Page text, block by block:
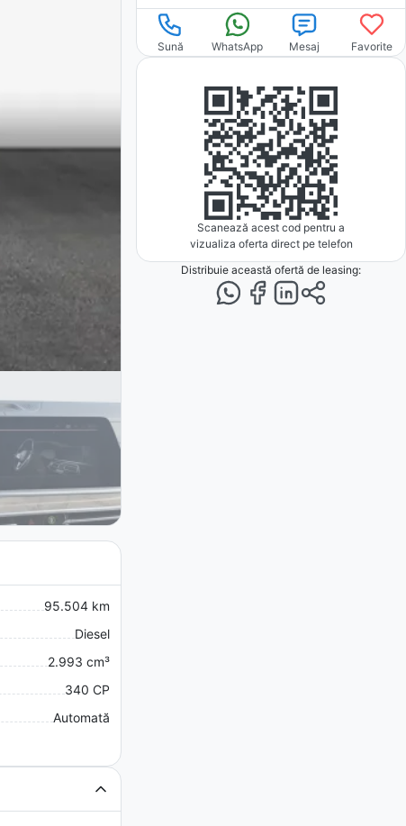
Sună WhatsApp Mesaj Favorite
Scanează acest cod pentru a
vizualiza oferta direct pe telefon
Distribuie această ofertă de leasing:
95.504 km
Diesel
2.993 cm³
340 CP
Automată